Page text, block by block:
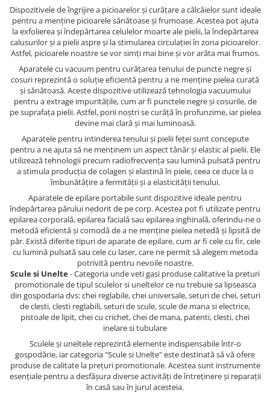
Dispozitivele de îngrijire a picioarelor și curățare a călcâielor sunt ideale
pentru a menține picioarele sănătoase și frumoase. Acestea pot ajuta
la exfolierea și îndepărtarea celulelor moarte ale pielii, la îndepărtarea
calusurilor și a pielii aspre și la stimularea circulației în zona picioarelor.
Astfel, picioarele noastre se vor simți mai bine și vor arăta mai frumos.
Aparatele cu vacuum pentru curățarea tenului de puncte negre și
cosuri reprezintă o soluție eficientă pentru a ne menține pielea curată
și sănătoasă. Aceste dispozitive utilizează tehnologia vacuumului
pentru a extrage impuritățile, cum ar fi punctele negre și cosurile, de
pe suprafața pielii. Astfel, porii noștri se curăță în profunzime, iar pielea
devine mai clară și mai luminoasă.
Aparatele pentru intinderea tenului și pielii feței sunt concepute
pentru a ne ajuta să ne menținem un aspect tânăr și elastic al pielii. Ele
utilizează tehnologii precum radiofrecvența sau lumină pulsată pentru
a stimula producția de colagen și elastină în piele, ceea ce duce la o
îmbunătățire a fermității și a elasticității tenului.
Aparatele de epilare portabile sunt dispozitive ideale pentru
îndepărtarea părului nedorit de pe corp. Acestea pot fi utilizate pentru
epilarea corporală, epilarea facială sau epilarea inghinală, oferindu-ne o
metodă eficientă și comodă de a ne menține pielea netedă și lipsită de
păr. Există diferite tipuri de aparate de epilare, cum ar fi cele cu fir, cele
cu lumină pulsată sau cele cu laser, care ne permit să alegem metoda
potrivită pentru nevoile noastre.
Scule si Unelte- Categoria unde veti gasi produse calitative la preturi
promotionale de tipul sculelor si uneltelor ce nu trebuie sa lipseasca
din gospodaria dvs: chei reglabile, chei universale, seturi de chei, seturi
de clesti, clesti reglabili, seturi de scule, scule de mana si electrice,
pistoale de lipit, chei cu crichet, chei de mana, patenti, clesti, chei
inelare si tubulare
Sculele și uneltele reprezintă elemente indispensabile într-o
gospodărie, iar categoria "Scule si Unelte" este destinată să vă ofere
produse de calitate la prețuri promotionale. Acestea sunt instrumente
esențiale pentru a desfășura diverse activități de întreținere și reparații
în casă sau în jurul acesteia.